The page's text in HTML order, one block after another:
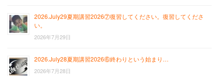
2026.July29夏期講習2026⑦復習してください。復習してくださ
い。
2026年7月29日
2026.July28夏期講習2026⑥終わりという始まり…
2026年7月28日